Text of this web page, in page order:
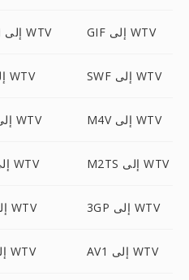
WEBM إلى WTV GIF إلى WTV
FLV إلى WTV SWF إلى WTV
MPG إلى WTV M4V إلى WTV
OGV إلى WTV M2TS إلى WTV
3G2 إلى WTV 3GP إلى WTV
ASF إلى WTV AV1 إلى WTV